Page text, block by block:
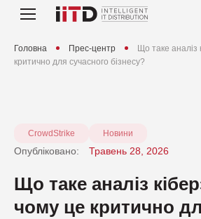
Головна Прес-центр
Що таке аналіз
критично для сучасного бізнесу?
CrowdStrike Новини
Опубліковано: Травень 28, 2026
Що таке аналіз
чому це критично